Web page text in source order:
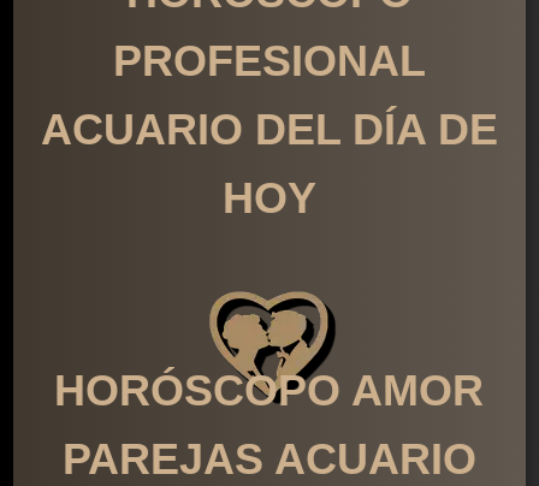
PROFESIONAL
ACUARIO DEL DÍA DE
HOY
HORÓSCOPO AMOR
PAREJAS ACUARIO